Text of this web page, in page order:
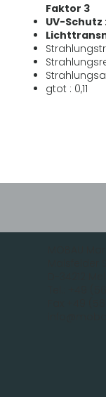
Faktor 3
UV-Schutz
gtot : 0,11